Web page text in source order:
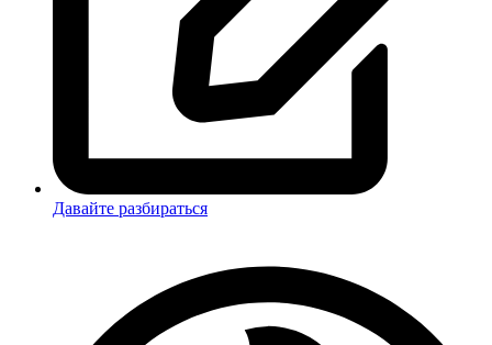
Давайте разбираться